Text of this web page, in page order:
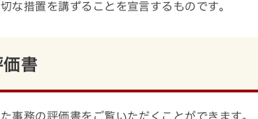
な措置を講ずることを宣言するものです。
書
事務の評価書をご覧いただくことができます。